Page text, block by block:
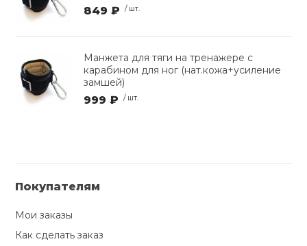
849 ₽ / шт.
Манжета для тяги на тренажере с
карабином для ног (нат.кожа+усиление
замшей)
999 ₽ / шт.
Покупателям
Мои заказы
Как сделать заказ